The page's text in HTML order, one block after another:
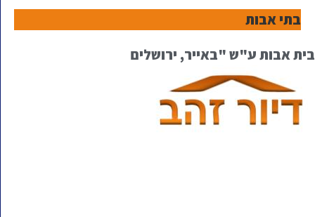
בתי אבות
בית אבות ע"ש "באייר, ירושלים